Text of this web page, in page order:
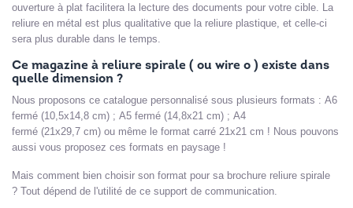
ouverture à plat facilitera la lecture des documents pour votre cible. La
reliure en métal est plus qualitative que la reliure plastique, et celle-ci
sera plus durable dans le temps.
Ce magazine à reliure spirale ( ou wire o ) existe dans
quelle dimension ?
Nous proposons ce catalogue personnalisé sous plusieurs formats : A6
fermé (10,5x14,8 cm) ; A5 fermé (14,8x21 cm) ; A4
fermé (21x29,7 cm) ou même le format carré 21x21 cm ! Nous pouvons
aussi vous proposez ces formats en paysage !
Mais comment bien choisir son format pour sa brochure reliure spirale
? Tout dépend de l'utilité de ce support de communication.